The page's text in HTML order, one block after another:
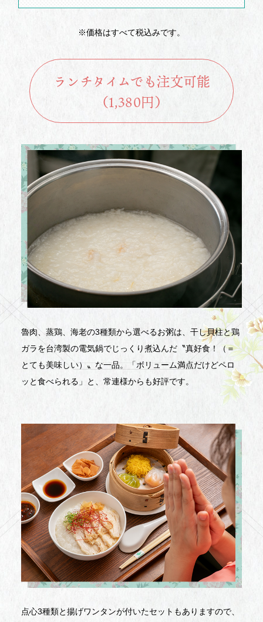
※価格はすべて税込みです。
ランチタイムでも注文可能
（1,380円）
魯肉、蒸鶏、海老の3種類から選べるお粥は、干し貝柱と鶏
ガラを台湾製の電気鍋でじっくり煮込んだ〝真好食！（＝
とても美味しい）〟な一品。「ボリューム満点だけどペロ
ッと食べられる」と、常連様からも好評です。
点心3種類と揚げワンタンが付いたセットもありますので、